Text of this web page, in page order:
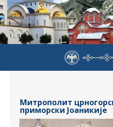
Митрополит
приморски Јоаникије